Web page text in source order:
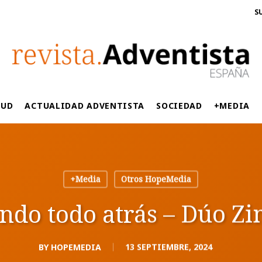
ACTUALIDAD ADVENTISTA SOCIEDAD +MEDIA
+Media Otros HopeMedia
todo atrás – Dúo
BY HOPEMEDIA 13 SEPTIEMBRE, 2024